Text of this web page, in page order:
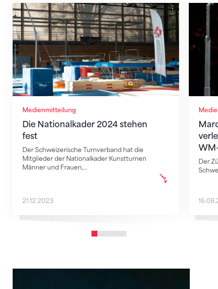
Medienmitteilung
Die Nationalkader 2024 stehen
fest
Der Schweizerische Turnverband hat die
Mitglieder der Nationalkader Kunstturnen
Männer und Frauen,…
Die Nationalkader 2024 stehen fest
21.12.2023
Der